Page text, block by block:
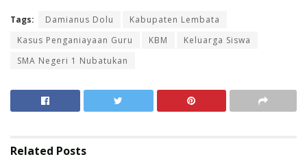
Tags: Damianus Dolu
Kabupaten Lembata
Kasus Penganiayaan Guru
KBM
Keluarga Siswa
SMA Negeri 1 Nubatukan
Related Posts